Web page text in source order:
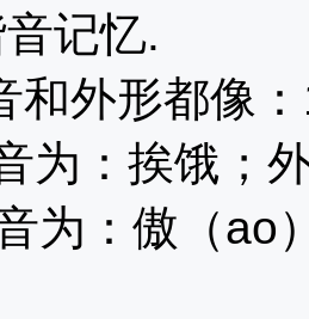
记忆.
外形都像
：挨饿；
：傲（ao